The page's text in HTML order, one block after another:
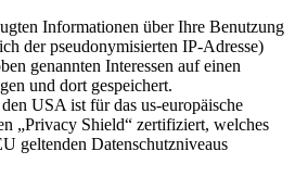
Informationen über Ihre Benutzung
der pseudonymisierten IP-Adresse)
genannten Interessen auf einen
und dort gespeichert.
USA ist für das us-europäische
„Privacy Shield“ zertifiziert, welches
geltenden Datenschutzniveaus